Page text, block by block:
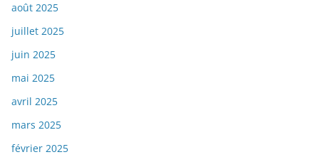
août 2025
juillet 2025
juin 2025
mai 2025
avril 2025
mars 2025
février 2025